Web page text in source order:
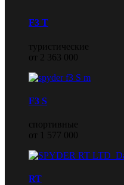
F3 T
туристические
от 2 363 000
F3 S
спортивные
от 1 577 000
RT